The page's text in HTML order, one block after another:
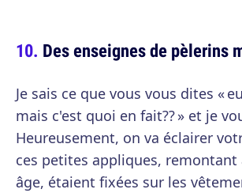
Des enseignes de pèlerins
Je sais ce que vous vous dites «
mais c'est quoi en fait?? » et je
Heureusement, on va éclairer
ces petites appliques, remontant
âge, étaient fixées sur les